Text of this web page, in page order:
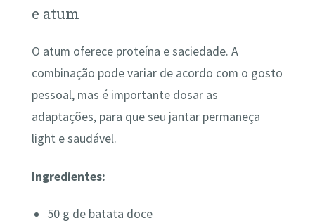
e atum
O atum oferece proteína e saciedade. A
combinação pode variar de acordo com o gosto
pessoal, mas é importante dosar as
adaptações, para que seu jantar permaneça
light e saudável.
Ingredientes:
50 g de batata doce